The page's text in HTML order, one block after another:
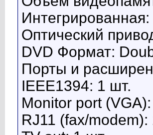
Оптический
DVD Формат:
Порты и
IEEE1394: 1 шт.
Monitor port
RJ11 (fax/modem):